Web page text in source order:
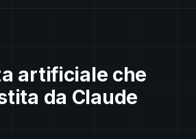
artificiale che
da Claude